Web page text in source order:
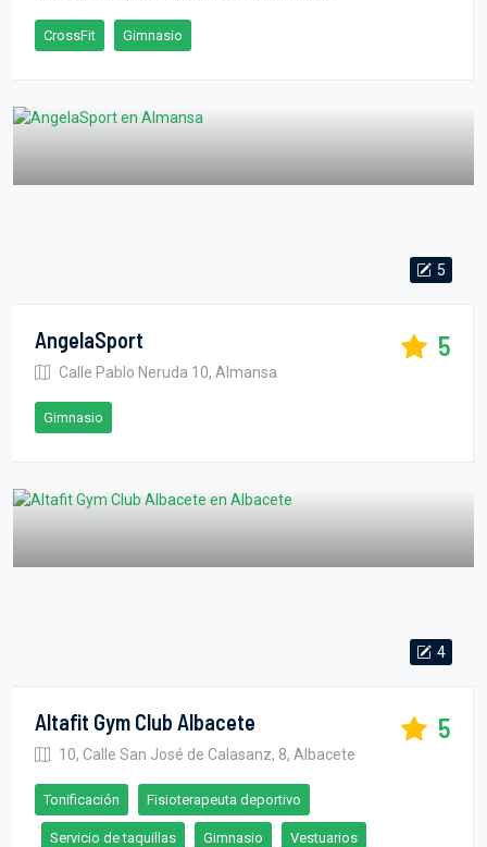
CrossFit Gimnasio
5
AngelaSport
Calle Pablo Neruda 10, Almansa
5
Gimnasio
4
Altafit Gym Club Albacete
10, Calle San José de Calasanz, 8, Albacete
5
Tonificación Fisioterapeuta deportivo
Servicio de taquillas Gimnasio Vestuarios